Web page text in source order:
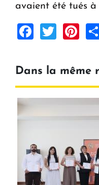
avaient été tués
Dans la même